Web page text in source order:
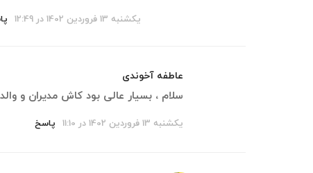
یکشنبه 13 فروردین 1402 در 12:49
عاطفه آخوندی
سلام ، بسیار عالی بود کاش مدیران و
یکشنبه 13 فروردین 1402 در 11:10 پاسخ